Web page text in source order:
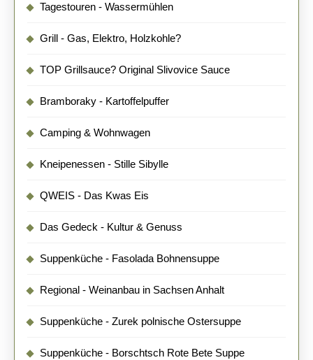
Tagestouren - Wassermühlen
Grill - Gas, Elektro, Holzkohle?
TOP Grillsauce? Original Slivovice Sauce
Bramboraky - Kartoffelpuffer
Camping & Wohnwagen
Kneipenessen - Stille Sibylle
QWEIS - Das Kwas Eis
Das Gedeck - Kultur & Genuss
Suppenküche - Fasolada Bohnensuppe
Regional - Weinanbau in Sachsen Anhalt
Suppenküche - Zurek polnische Ostersuppe
Suppenküche - Borschtsch Rote Bete Suppe